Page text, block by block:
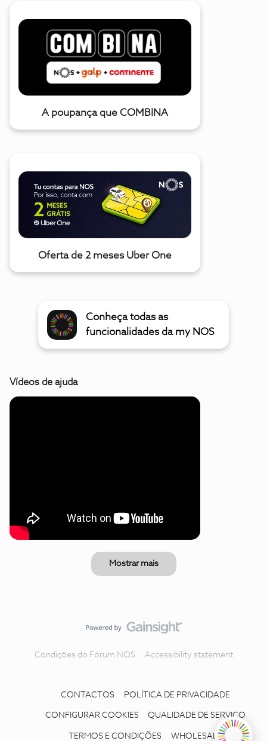
A poupança que COMBINA
Oferta de 2 meses Uber One
Conheça todas as
funcionalidades da my NOS
Vídeos de ajuda
Mostrar mais
Condições do Fórum NOS Accessibility statement
CONTACTOS POLÍTICA DE PRIVACIDADE
CONFIGURAR COOKIES QUALIDADE DE SERVIÇO
TERMOS E CONDIÇÕES WHOLESALE